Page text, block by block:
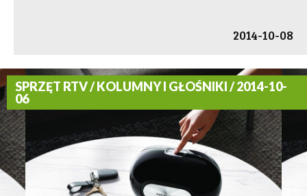
2014-10-08
SPRZĘT RTV / KOLUMNY I GŁOŚNIKI / 2014-10-
06